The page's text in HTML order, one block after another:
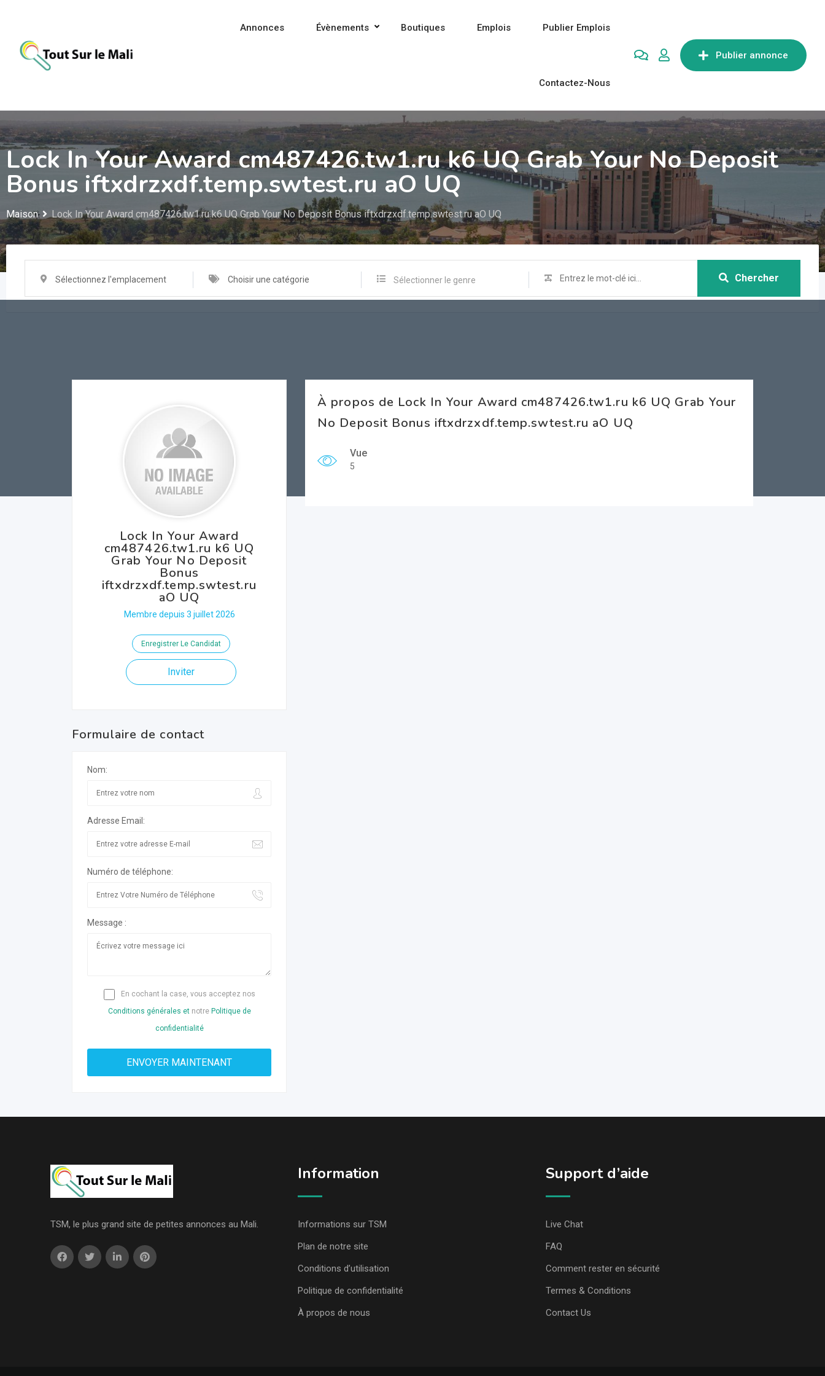
contenu
Publier annonce
Annonces Évènements Boutiques Emplois Publier Emplois
Contactez-Nous
Lock In Your Award cm487426.tw1.ru k6 UQ Grab Your No Deposit
Bonus iftxdrzxdf.temp.swtest.ru aO UQ
Maison Lock In Your Award cm487426.tw1.ru k6 UQ Grab Your No Deposit Bonus iftxdrzxdf.temp.swtest.ru aO UQ
Sélectionnez l'emplacement Choisir une catégorie Sélectionner le genre Chercher
Lock In Your Award
cm487426.tw1.ru k6 UQ
Grab Your No Deposit
Bonus
iftxdrzxdf.temp.swtest.ru
aO UQ
Membre depuis 3 juillet 2026
Enregistrer Le Candidat
Inviter
Formulaire de contact
Nom:
Adresse Email:
Numéro de téléphone:
Message :
En cochant la case, vous acceptez nos
Conditions générales etnotre Politique de
confidentialité
À propos de Lock In Your Award cm487426.tw1.ru k6 UQ Grab Your
No Deposit Bonus iftxdrzxdf.temp.swtest.ru aO UQ
Vue
5
TSM, le plus grand site de petites annonces au Mali.
Information
Informations sur TSM
Plan de notre site
Conditions d’utilisation
Politique de confidentialité
À propos de nous
Support d’aide
Live Chat
FAQ
Comment rester en sécurité
Termes & Conditions
Contact Us